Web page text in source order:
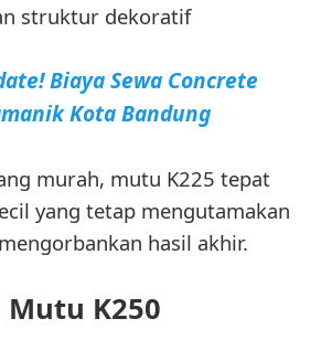
struktur dekoratif
Biaya Sewa Concrete
Kota Bandung
murah, mutu K225 tepat
yang tetap mengutamakan
hasil akhir.
Mutu K250